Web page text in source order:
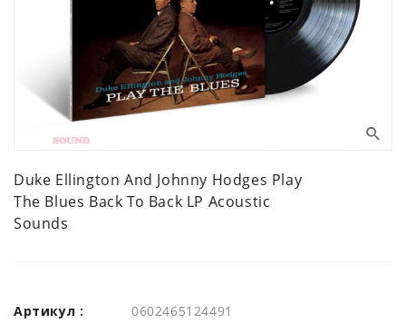
Duke Ellington And Johnny Hodges Play
The Blues Back To Back LP Acoustic
Sounds
Артикул :
0602465124491